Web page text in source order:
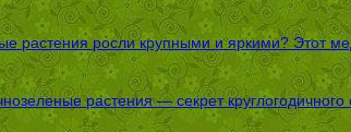
растения росли крупными и яркими? Этот
растения — секрет